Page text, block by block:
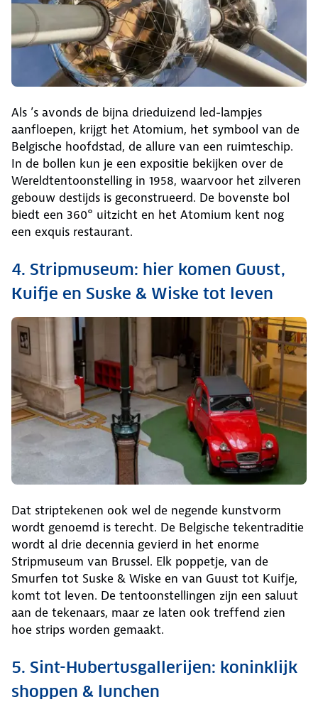
Als ’s avonds de bijna drieduizend led-lampjes
aanfloepen, krijgt het Atomium, het symbool van de
Belgische hoofdstad, de allure van een ruimteschip.
In de bollen kun je een expositie bekijken over de
Wereldtentoonstelling in 1958, waarvoor het zilveren
gebouw destijds is geconstrueerd. De bovenste bol
biedt een 360° uitzicht en het Atomium kent nog
een exquis restaurant.
4. Stripmuseum: hier komen Guust,
Kuifje en Suske & Wiske tot leven
Dat striptekenen ook wel de negende kunstvorm
wordt genoemd is terecht. De Belgische tekentraditie
wordt al drie decennia gevierd in het enorme
Stripmuseum van Brussel. Elk poppetje, van de
Smurfen tot Suske & Wiske en van Guust tot Kuifje,
komt tot leven. De tentoonstellingen zijn een saluut
aan de tekenaars, maar ze laten ook treffend zien
hoe strips worden gemaakt.
5. Sint-Hubertusgallerijen: koninklijk
shoppen & lunchen